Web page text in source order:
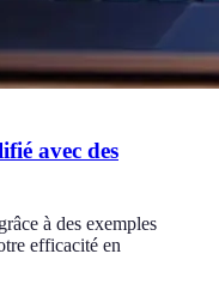
avec des
à des exemples
efficacité en